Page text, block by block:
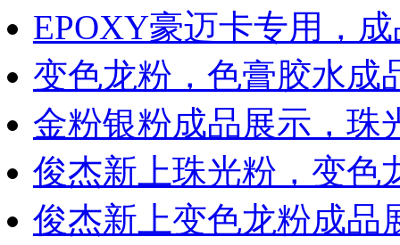
EPOXY豪迈卡专用，
变色龙粉，色膏胶水成
金粉银粉成品展示，珠
俊杰新上珠光粉，变色
俊杰新上变色龙粉成品